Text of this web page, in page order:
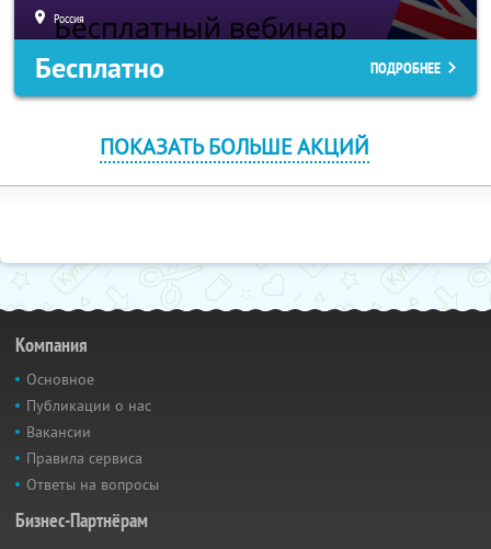
Россия
Бесплатно ПОДРОБНЕЕ
ПОКАЗАТЬ БОЛЬШЕ АКЦИЙ
Компания
Основное
Публикации о нас
Вакансии
Правила сервиса
Ответы на вопросы
Бизнес-Партнёрам